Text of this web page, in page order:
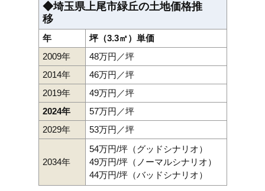
◆埼玉県上尾市緑丘の土地価格推
移
年
坪（3.3㎡）単価
2009年
48万円／坪
2014年
46万円／坪
2019年
49万円／坪
2024年
57万円／坪
2029年
53万円／坪
2034年
54万円/坪（グッドシナリオ）
49万円/坪（ノーマルシナリオ）
44万円/坪（バッドシナリオ）